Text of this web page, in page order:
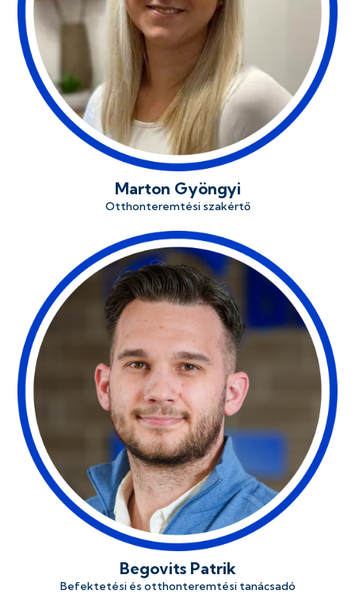
Marton Gyöngyi
Otthonteremtési szakértő
Begovits Patrik
Befektetési és otthonteremtési tanácsadó